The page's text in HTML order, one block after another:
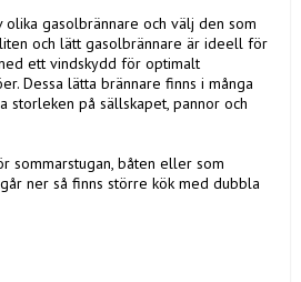
gasolbrännare och välj den som
och lätt gasolbrännare är ideell för
ett vindskydd för optimalt
Dessa lätta brännare finns i många
storleken på sällskapet, pannor och
sommarstugan, båten eller som
ner så finns större kök med dubbla